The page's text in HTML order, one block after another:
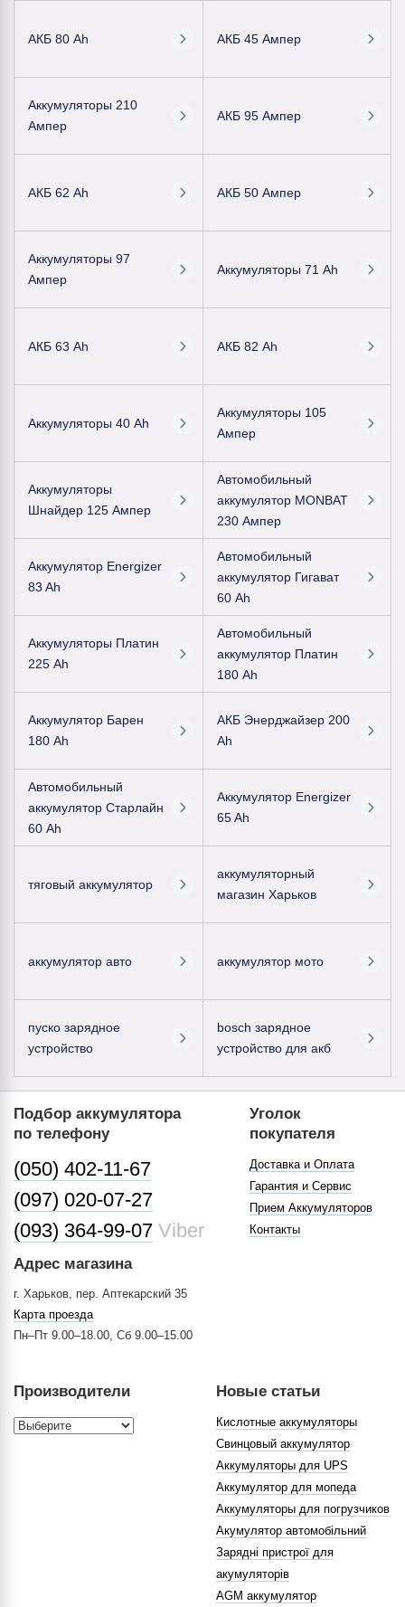
АКБ 80 Ah АКБ 45 Ампер
Аккумуляторы 210
Ампер
АКБ 95 Ампер
АКБ 62 Ah АКБ 50 Ампер
Аккумуляторы 97
Ампер
Аккумуляторы 71 Ah
АКБ 63 Ah АКБ 82 Ah
Аккумуляторы 40 Ah
Аккумуляторы 105
Ампер
Аккумуляторы
Шнайдер 125 Ампер
Автомобильный
аккумулятор MONBAT
230 Ампер
Аккумулятор Energizer
83 Ah
Автомобильный
аккумулятор Гигават
60 Ah
Аккумуляторы Платин
225 Ah
Автомобильный
аккумулятор Платин
180 Ah
Аккумулятор Барен
180 Ah
АКБ Энерджайзер 200
Ah
Автомобильный
аккумулятор Старлайн
60 Ah
Аккумулятор Energizer
65 Ah
тяговый аккумулятор
аккумуляторный
магазин Харьков
аккумулятор авто аккумулятор мото
пуско зарядное
устройство
bosch зарядное
устройство для акб
Подбор аккумулятора
по телефону
(050) 402-11-67
(097) 020-07-27
(093) 364-99-07 Viber
Адрес магазина
г. Харьков, пер. Аптекарский 35
Карта проезда
Пн–Пт 9.00–18.00, Сб 9.00–15.00
Уголок
покупателя
Доставка и Оплата
Гарантия и Сервис
Прием Аккумуляторов
Контакты
Производители Новые статьи
Кислотные аккумуляторы
Свинцовый аккумулятор
Аккумуляторы для UPS
Аккумулятор для мопеда
Аккумуляторы для погрузчиков
Акумулятор автомобільний
Зарядні пристрої для
акумуляторів
AGM аккумулятор